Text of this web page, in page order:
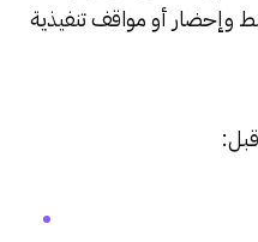
وإحضار أو مواقف تنفيذية